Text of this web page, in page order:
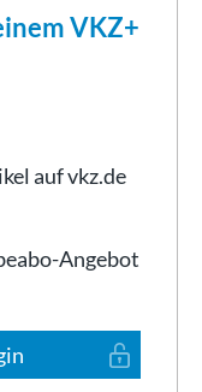
VKZ+
auf vkz.de
Angebot